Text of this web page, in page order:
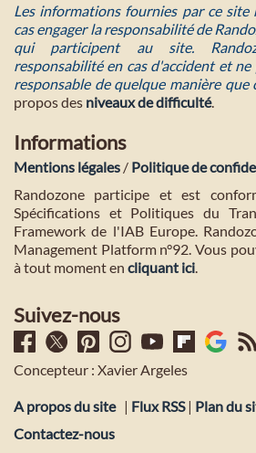
Les informations fournies par ce
cas engager la responsabilité de
qui participent au site.
responsabilité en cas d'accident et
responsable de quelque manière que
propos des niveaux de difficulté.
Informations
Mentions légales / Politique de
Randozone participe et est
Spécifications et Politiques du
Framework de l'IAB Europe.
Management Platform n°92. Vous
à tout moment en cliquant ici
Suivez-nous
Concepteur : Xavier Argeles
A propos du site | Flux RSS| Plan du
Contactez-nous